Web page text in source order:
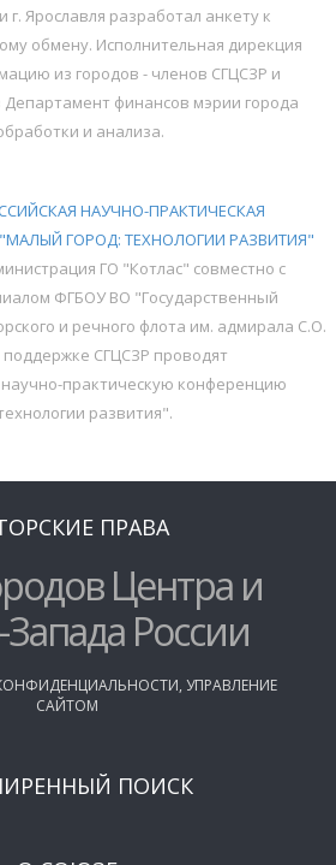
г. Ярославля разработал анкету к
обмену. Исполнительная дирекция
из городов - членов СГЦСЗР и
Департамент финансов мэрии города
и анализа.
НАУЧНО-ПРАКТИЧЕСКАЯ
ГОРОД: ТЕХНОЛОГИИ РАЗВИТИЯ"
ГО "Котлас" совместно с
ФГБОУ ВО "Государственный
и речного флота им. адмирала С.О.
СГЦСЗР проводят
научно-практическую конференцию
развития".
ПРАВА
Центра и
России
, УПРАВЛЕНИЕ
САЙТОМ
ПОИСК